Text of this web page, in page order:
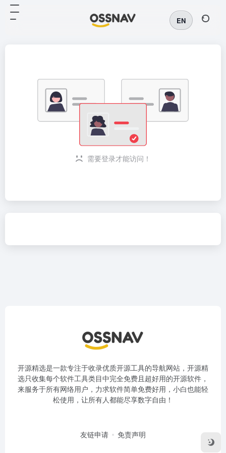
EN
需要登录才能访问！
开源精选是一款专注于收录优质开源工具的导航网站，开源精
选只收集每个软件工具类目中完全免费且超好用的开源软件，
来服务于所有网络用户，力求软件简单免费好用，小白也能轻
松使用，让所有人都能尽享数字自由！
友链申请 免责声明